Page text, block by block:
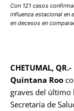
Con 121 casos
influenza estacional en
en decesos en
CHETUMAL, QR.-
Quintana Roo
graves del último
Secretaría de